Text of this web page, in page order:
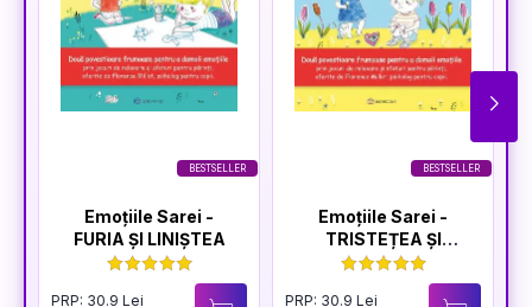
BESTSELLER
Emoțiile Sarei -
FURIA ȘI LINIȘTEA
PRP: 30.9 Lei
BESTSELLER
Emoțiile Sarei -
TRISTEȚEA ȘI
BUCURIA
PRP: 30.9 Lei